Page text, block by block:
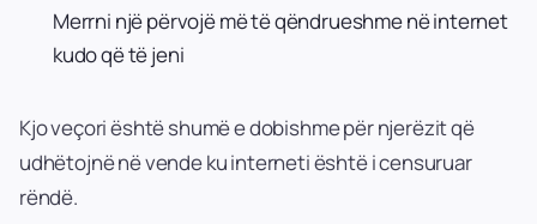
Merrni një përvojë më të qëndrueshme në internet
kudo që të jeni
Kjo veçori është shumë e dobishme për njerëzit që
udhëtojnë në vende ku interneti është i censuruar
rëndë.